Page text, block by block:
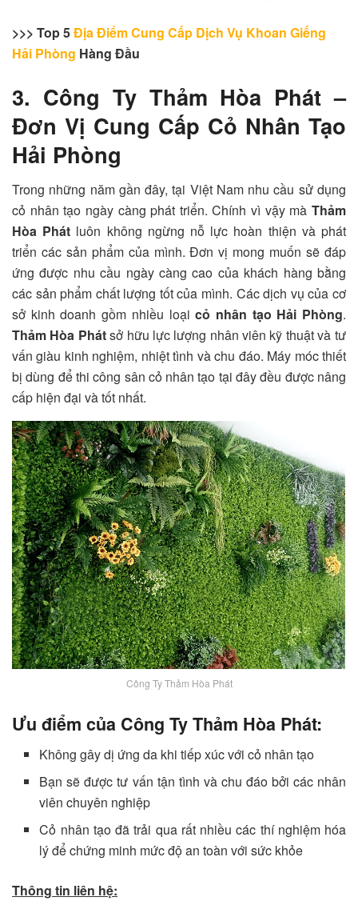
>>> Top 5Địa Điểm Cung Cấp Dịch Vụ Khoan Giếng
Hải Phòng Hàng Đầu
3. Công Ty Thảm Hòa Phát –
Đơn Vị Cung Cấp Cỏ Nhân Tạo
Hải Phòng
Trong những năm gần đây, tại Việt Nam nhu cầu sử dụng
cỏ nhân tạo ngày càng phát triển. Chính vì vậy mà Thảm
Hòa Phát luôn không ngừng nỗ lực hoàn thiện và phát
triển các sản phẩm của mình. Đơn vị mong muốn sẽ đáp
ứng được nhu cầu ngày càng cao của khách hàng bằng
các sản phẩm chất lượng tốt của mình. Các dịch vụ của cơ
sở kinh doanh gồm nhiều loạicỏ nhân tạo Hải Phòng.
Thảm Hòa Phátsở hữu lực lượng nhân viên kỹ thuật và tư
vấn giàu kinh nghiệm, nhiệt tình và chu đáo. Máy móc thiết
bị dùng để thi công sân cỏ nhân tạo tại đây đều được nâng
cấp hiện đại và tốt nhất.
Công Ty Thảm Hòa Phát
Ưu điểm của Công Ty Thảm Hòa Phát:
Không gây dị ứng da khi tiếp xúc với cỏ nhân tạo
Bạn sẽ được tư vấn tận tình và chu đáo bởi các nhân
viên chuyên nghiệp
Cỏ nhân tạo đã trải qua rất nhiều các thí nghiệm hóa
lý để chứng minh mức độ an toàn với sức khỏe
Thông tin liên hệ: